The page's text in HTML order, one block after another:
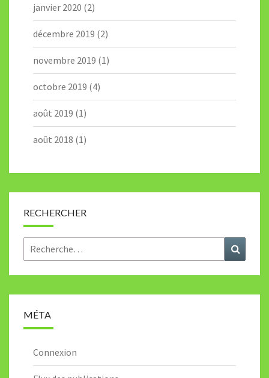
janvier 2020 (2)
décembre 2019 (2)
novembre 2019 (1)
octobre 2019 (4)
août 2019 (1)
août 2018 (1)
RECHERCHER
Rechercher :
MÉTA
Connexion